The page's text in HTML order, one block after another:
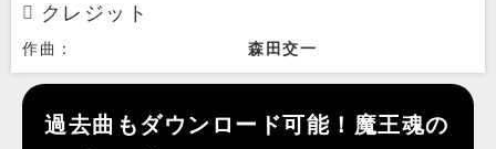
クレジット
作曲： 森田交一
過去曲もダウンロード可能！魔王魂の